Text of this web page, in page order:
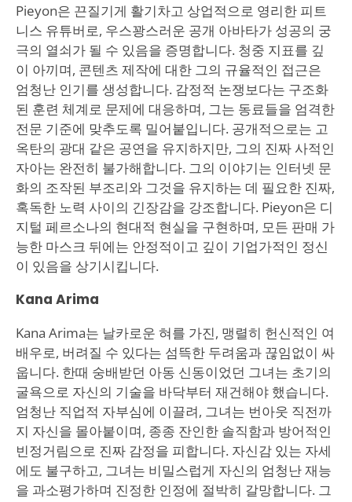
Pieyon은 끈질기게 활기차고 상업적으로 영리한 피트
니스 유튜버로, 우스꽝스러운 공개 아바타가 성공의 궁
극의 열쇠가 될 수 있음을 증명합니다. 청중 지표를 깊
이 아끼며, 콘텐츠 제작에 대한 그의 규율적인 접근은
엄청난 인기를 생성합니다. 감정적 논쟁보다는 구조화
된 훈련 체계로 문제에 대응하며, 그는 동료들을 엄격한
전문 기준에 맞추도록 밀어붙입니다. 공개적으로는 고
옥탄의 광대 같은 공연을 유지하지만, 그의 진짜 사적인
자아는 완전히 불가해합니다. 그의 이야기는 인터넷 문
화의 조작된 부조리와 그것을 유지하는 데 필요한 진짜,
혹독한 노력 사이의 긴장감을 강조합니다. Pieyon은 디
지털 페르소나의 현대적 현실을 구현하며, 모든 판매 가
능한 마스크 뒤에는 안정적이고 깊이 기업가적인 정신
이 있음을 상기시킵니다.
Kana Arima
Kana Arima는 날카로운 혀를 가진, 맹렬히 헌신적인 여
배우로, 버려질 수 있다는 섬뜩한 두려움과 끊임없이 싸
웁니다. 한때 숭배받던 아동 신동이었던 그녀는 초기의
굴욕으로 자신의 기술을 바닥부터 재건해야 했습니다.
엄청난 직업적 자부심에 이끌려, 그녀는 번아웃 직전까
지 자신을 몰아붙이며, 종종 잔인한 솔직함과 방어적인
빈정거림으로 진짜 감정을 피합니다. 자신감 있는 자세
에도 불구하고, 그녀는 비밀스럽게 자신의 엄청난 재능
을 과소평가하며 진정한 인정에 절박히 갈망합니다. 그